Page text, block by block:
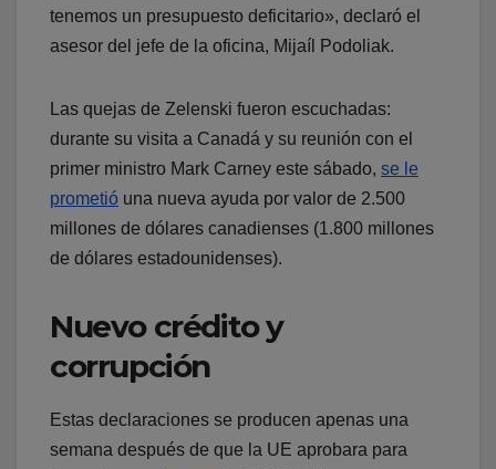
tenemos un presupuesto deficitario», declaró el
asesor del jefe de la oficina, Mijaíl Podoliak.
Las quejas de Zelenski fueron escuchadas:
durante su visita a Canadá y su reunión con el
primer ministro Mark Carney este sábado, se le
prometió una nueva ayuda por valor de 2.500
millones de dólares canadienses (1.800 millones
de dólares estadounidenses).
Nuevo crédito y
corrupción
Estas declaraciones se producen apenas una
semana después de que la UE aprobara para